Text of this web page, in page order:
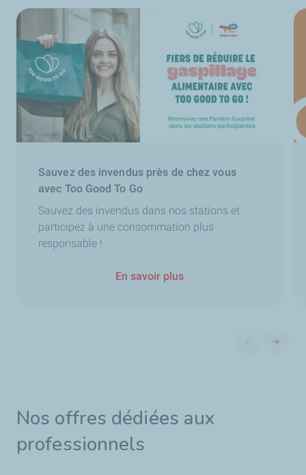
Sauvez des invendus près de chez vous
avec Too Good To Go
Sauvez des invendus dans nos stations et
participez à une consommation plus
responsable !
En savoir plus
Diapositive
Nos offres dédiées aux
professionnels